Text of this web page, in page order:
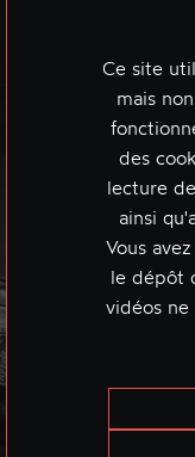
Ce site
mais
des
lecture
ainsi
Vous
le dépôt
vidéos